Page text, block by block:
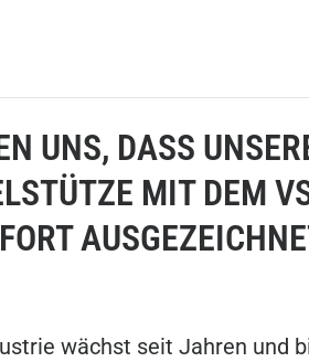
UNS, DASS
MIT DEM
wächst seit Jahren und